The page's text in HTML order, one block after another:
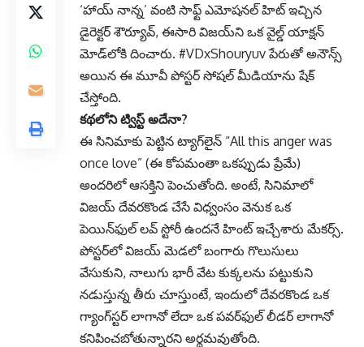
‘హాయ్ నాన్న’ వంటి సాఫ్ట్ ఎమోషనల్ హిట్ ఇచ్చిన
డైరెక్టర్ శౌర్యూవ్, ఈసారి విజయ్‌ని ఒక వైల్డ్ యాక్షన్
మోడ్‌లోకి దించారు. #VDxShouryuv పేరుతో అనౌన్స్
అయిన ఈ మూవీ పోస్టర్ సోషల్ మీడియాను షేక్
చేస్తోంది.
కథలోని ట్విస్ట్ అదేనా?
ఈ సినిమాకు పెట్టిన ట్యాగ్‌లైన్ “All this anger was
once love” (ఈ కోపమంతా ఒకప్పుడు ప్రేమే)
అందరిలో ఆసక్తిని పెంచుతోంది. అంటే, సినిమాలో
విజయ్ దేవరకొండ చేసే విధ్వంసం వెనుక ఒక
పెయిన్‌ఫుల్ లవ్ స్టోరీ ఉందనే హింట్ ఇచ్చేశారు మేకర్స్.
పోస్టర్‌లో విజయ్ మెడలో బంగారు గొలుసులు
వేసుకుని, నాలుగు భారీ వేట కుక్కలను పట్టుకుని
నడుస్తున్న తీరు చూస్తుంటే, ఇందులో దేవరకొండ ఒక
గ్యాంగ్‌స్టర్ లాగానో లేదా ఒక పవర్‌ఫుల్ లీడర్ లాగానో
కనిపించబోతున్నారని అర్థమవుతోంది.